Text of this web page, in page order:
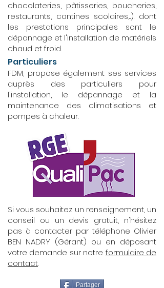
chocolateries, pâtisseries, boucheries,
restaurants, cantines scolaires,...). dont
les prestations principales sont le
dépannage et l'installation de matériels
chaud et froid.
Particuliers
FDM, propose également ses services
auprès des particuliers pour
l'installation, le dépannage et la
maintenance des climatisations et
pompes à chaleur.
Si vous souhaitez un renseignement, un
conseil ou un devis gratuit, n'hésitez
pas à contacter par téléphone Olivier
BEN NADRY (Gérant) ou en déposant
votre demande sur notre formulaire de
contact.
Partager